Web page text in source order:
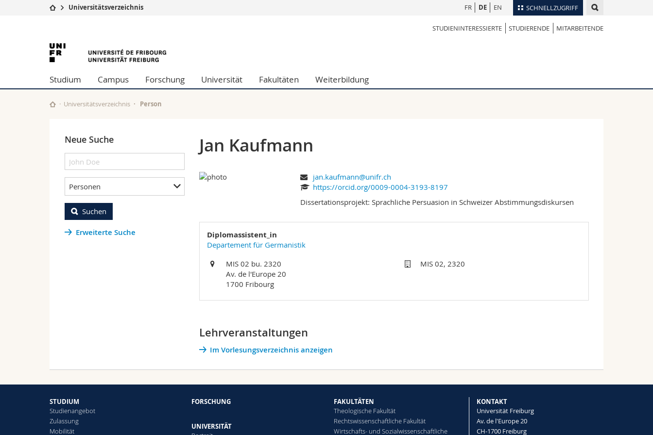
SCHNELLZUGRIFF
Studium
Campus
Universität
Weiterbildung
Theologische Fak.
Philosophische Fak.
Fak. für Erziehungs- und Bildungswissenschaften
Mitarbeitende
Personenverzeichnis
Vorlesungsverzeichnis
FR DE EN
Universitätsverzeichnis
STUDIENINTERESSIERTE STUDIERENDE MITARBEITENDE
University
of
Fribourg
Studium Campus Forschung Universität Fakultäten Weiterbildung
Universitätsverzeichnis Person
Neue Suche
Personen
Suchen
Erweiterte Suche
Jan Kaufmann
jan.kaufmann@unifr.ch
https://orcid.org/0009-0004-3193-8197
Dissertationsprojekt: Sprachliche Persuasion in Schweizer Abstimmungsdiskursen
Diplomassistent_in
Departement für Germanistik
MIS 02 bu. 2320
Av. de l'Europe 20
1700 Fribourg
MIS 02, 2320
Lehrveranstaltungen
Im Vorlesungsverzeichnis anzeigen
STUDIUM
Studienangebot
Zulassung
Mobilität
FORSCHUNG
UNIVERSITÄT
FAKULTÄTEN
Theologische Fakultät
Rechtswissenschaftliche Fakultät
Wirtschafts- und Sozialwissenschaftliche
KONTAKT
Universität Freiburg
Av. de l'Europe 20
CH-1700 Freiburg